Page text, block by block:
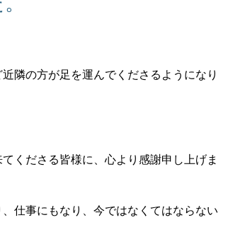
隣の方が足を運んでくださるようになり
くださる皆様に、心より感謝申し上げま
仕事にもなり、今ではなくてはならない